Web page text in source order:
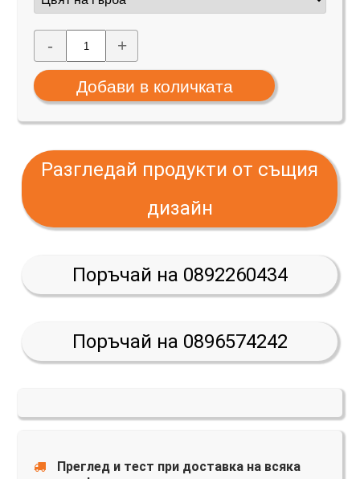
- +
Разгледай продукти от същия
дизайн
Поръчай на 0892260434
Поръчай на 0896574242
Преглед и тест при доставка на всяка